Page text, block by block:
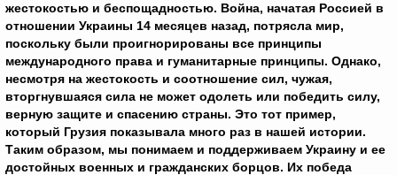
жестокостью и беспощадностью. Война, начатая Россией в
отношении Украины 14 месяцев назад, потрясла мир,
поскольку были проигнорированы все принципы
международного права и гуманитарные принципы. Однако,
несмотря на жестокость и соотношение сил, чужая,
вторгнувшаяся сила не может одолеть или победить силу,
верную защите и спасению страны. Это тот пример,
который Грузия показывала много раз в нашей истории.
Таким образом, мы понимаем и поддерживаем Украину и ее
достойных военных и гражданских борцов. Их победа